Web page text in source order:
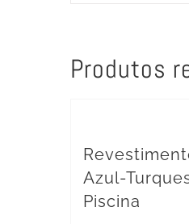
Produtos
Azul-
Piscina